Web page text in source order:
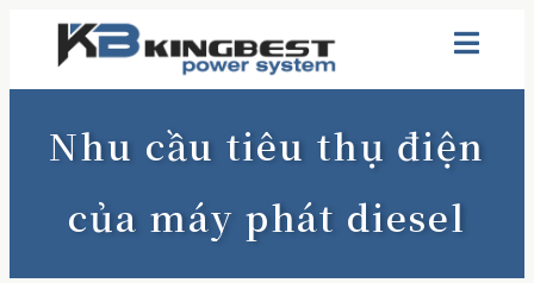
Nhu cầu tiêu thụ điện
của máy phát diesel